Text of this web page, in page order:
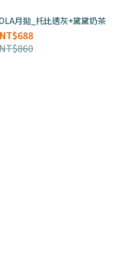
月拋_托比透灰+黛黛奶茶
NT$688